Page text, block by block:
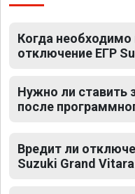
Когда
отключение ЕГР
Нужно ли ставить
после
Вредит ли
Suzuki Grand